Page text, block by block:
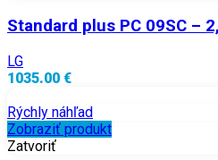
Standard plus PC 09SC –
LG
1035.00 €
Rýchly náhľad
Zobraziť produkt
Zatvoriť